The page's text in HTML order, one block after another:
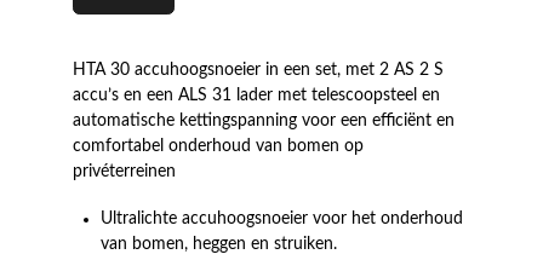
HTA 30 accuhoogsnoeier in een set, met 2 AS 2 S
accu’s en een ALS 31 lader met telescoopsteel en
automatische kettingspanning voor een efficiënt en
comfortabel onderhoud van bomen op
privéterreinen
Ultralichte accuhoogsnoeier voor het onderhoud
van bomen, heggen en struiken.